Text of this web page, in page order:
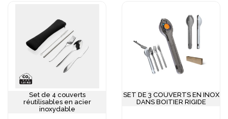
Set de 4 couverts
réutilisables en acier
inoxydable
SET DE 3 COUVERTS EN INOX
DANS BOITIER RIGIDE